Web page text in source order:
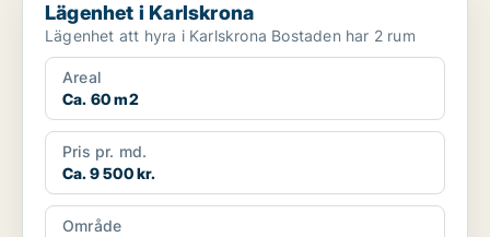
Lägenhet i Karlskrona
Lägenhet att hyra i Karlskrona Bostaden har 2 rum
Areal
Ca. 60 m2
Pris pr. md.
Ca. 9 500 kr.
Område